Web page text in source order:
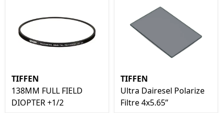
TIFFEN
138MM FULL FIELD
DIOPTER +1/2
TIFFEN
Ultra Dairesel Polarize
Filtre 4x5.65’’